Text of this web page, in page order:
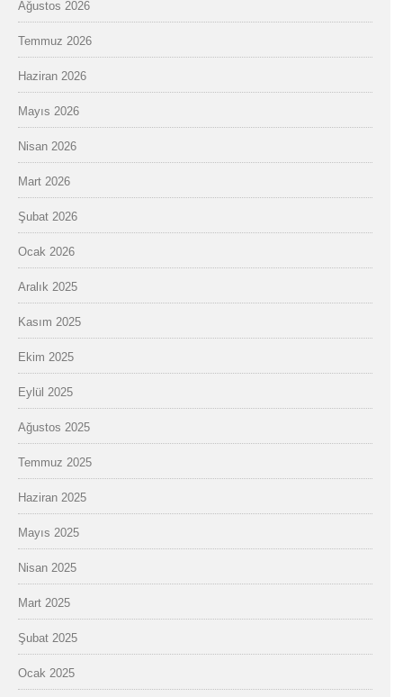
Ağustos 2026
Temmuz 2026
Haziran 2026
Mayıs 2026
Nisan 2026
Mart 2026
Şubat 2026
Ocak 2026
Aralık 2025
Kasım 2025
Ekim 2025
Eylül 2025
Ağustos 2025
Temmuz 2025
Haziran 2025
Mayıs 2025
Nisan 2025
Mart 2025
Şubat 2025
Ocak 2025